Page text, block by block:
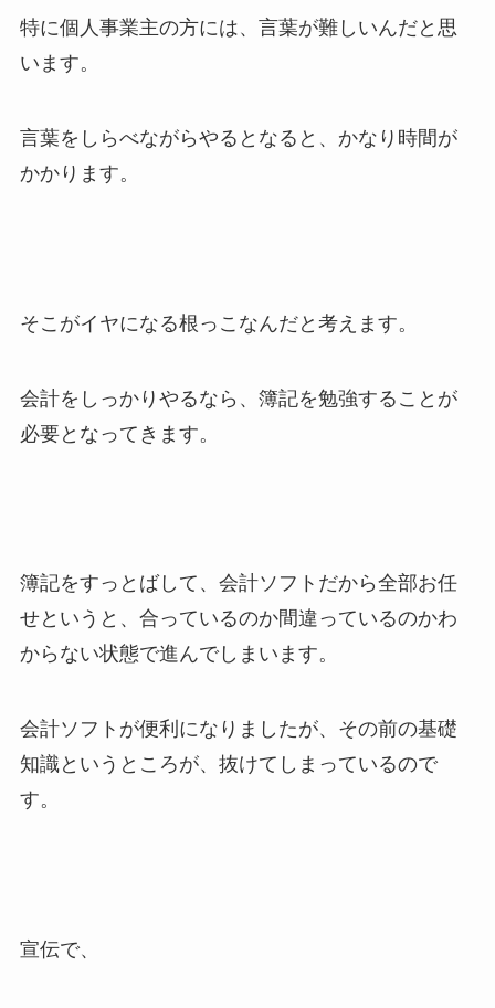
特に個人事業主の方には、言葉が難しいんだと思
います。
言葉をしらべながらやるとなると、かなり時間が
かかります。
そこがイヤになる根っこなんだと考えます。
会計をしっかりやるなら、簿記を勉強することが
必要となってきます。
簿記をすっとばして、会計ソフトだから全部お任
せというと、合っているのか間違っているのかわ
からない状態で進んでしまいます。
会計ソフトが便利になりましたが、その前の基礎
知識というところが、抜けてしまっているので
す。
宣伝で、